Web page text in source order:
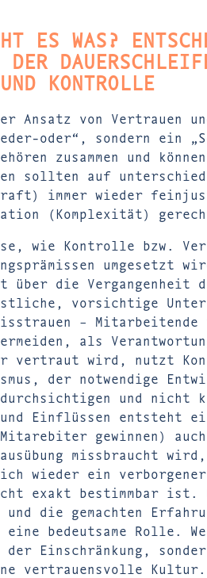
ES WAS?
DER
KONTROLLE
Ansatz von Vertrauen
oder“, sondern ein
zusammen und
sollten auf
immer wieder
(Komplexität)
wie Kontrolle bzw.
umgesetzt
über die Vergangenheit
vorsichtige
– Mitarbeitende
als
vertraut wird, nutzt
der notwendige
und nicht
und Einflüssen entsteht
gewinnen)
missbraucht
wieder ein
exakt bestimmbar ist.
und die gemachten
bedeutsame Rolle.
Einschränkung,
vertrauensvolle Kultur.